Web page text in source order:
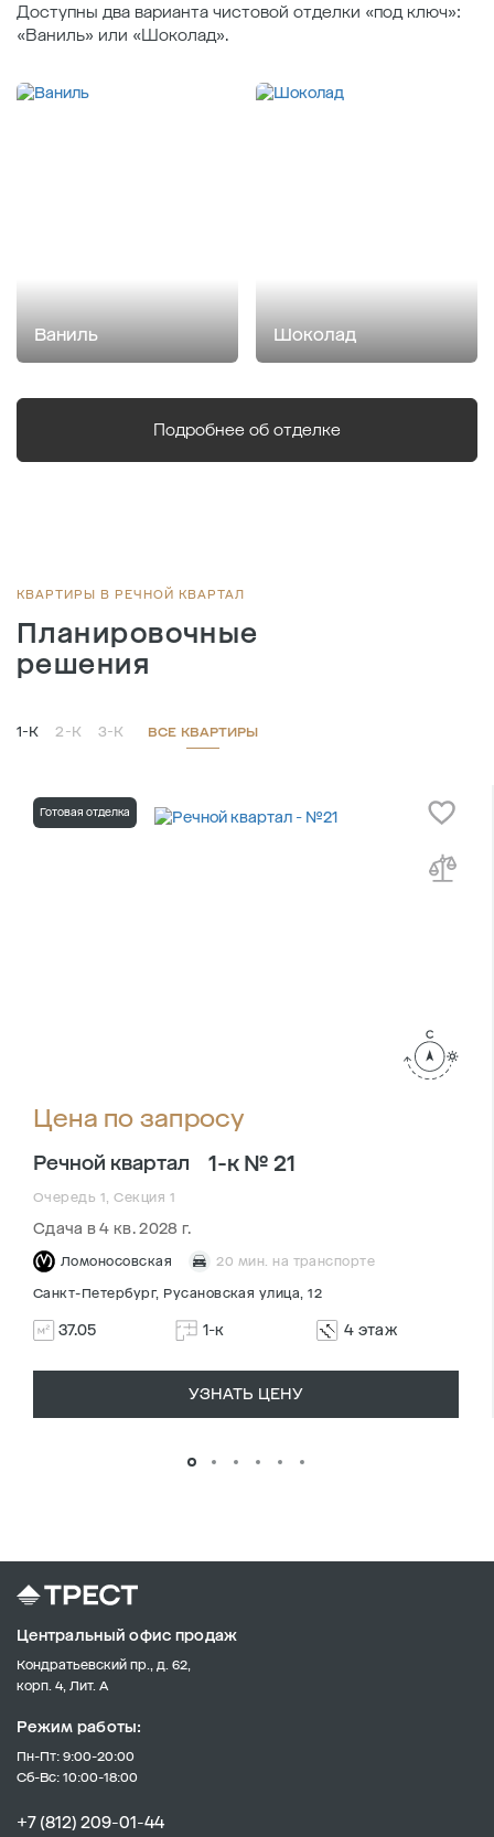
Доступны два варианта чистовой отделки «под ключ»:
«Ваниль» или «Шоколад».
Ваниль Шоколад
Подробнее об отделке
КВАРТИРЫ В РЕЧНОЙ КВАРТАЛ
Планировочные
решения
1-К 2-К 3-К ВСЕ КВАРТИРЫ
Готовая отделка
Цена по запросу
Речной квартал 1-к № 21
Очередь 1, Секция 1
Сдача в 4 кв. 2028 г.
Ломоносовская 20 мин. на транспорте
Санкт-Петербург, Русановская улица, 12
37.05 1-к 4 этаж
УЗНАТЬ ЦЕНУ
Центральный офис продаж
Кондратьевский пр., д. 62,
корп. 4, Лит. А
Режим работы:
Пн-Пт: 9:00-20:00
Сб-Вс: 10:00-18:00
+7 (812) 209-01-44